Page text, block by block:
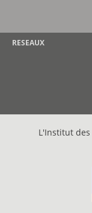
RESEAUX
L'Institut